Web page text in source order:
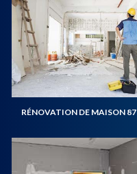
RÉNOVATION DE MAISON 87